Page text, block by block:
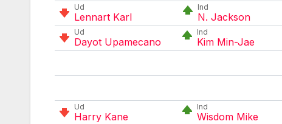
Ud
Lennart Karl
Ind
N. Jackson
Ud
Dayot Upamecano
Ind
Kim Min-Jae
Ud
Harry Kane
Ind
Wisdom Mike